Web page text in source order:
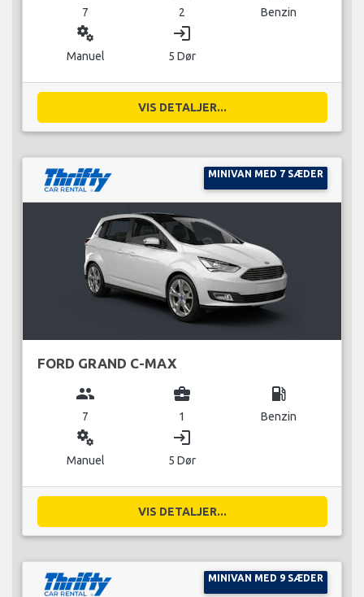
7 2 Benzin
miscellaneous_services
Manuel
login
5 Dør
VIS DETALJER...
MINIVAN MED 7 SÆDER
FORD GRAND C-MAX
group
7
business_center
1
local_gas_station
Benzin
miscellaneous_services
Manuel
login
5 Dør
VIS DETALJER...
MINIVAN MED 9 SÆDER